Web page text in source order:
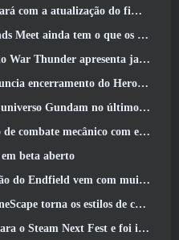
do fim do abismo de Lost Ark
amam, ao mesmo tempo que é uma experiência única
apresenta jatos Rank IX
do Hero Shooter Highguard gratuito
no último evento de crossover
mecânico com eventos de aniversário
beta aberto
vem com muitas otimizações
originais do MMORPG mais fáceis de aprender
Next Fest e foi isso que aprendi